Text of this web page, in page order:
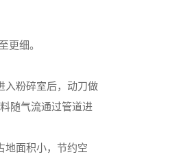
更细。
入粉碎室后，动刀做
随气流通过管道进
地面积小，节约空